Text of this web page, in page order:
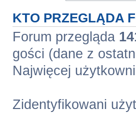
KTO PRZEGLĄDA
Forum przegląda
gości (dane z
Najwięcej
Zidentyfikowani